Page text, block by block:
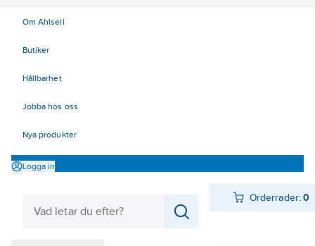
Om Ahlsell
Butiker
Hållbarhet
Jobba hos oss
Nya produkter
Logga in
Orderrader:0